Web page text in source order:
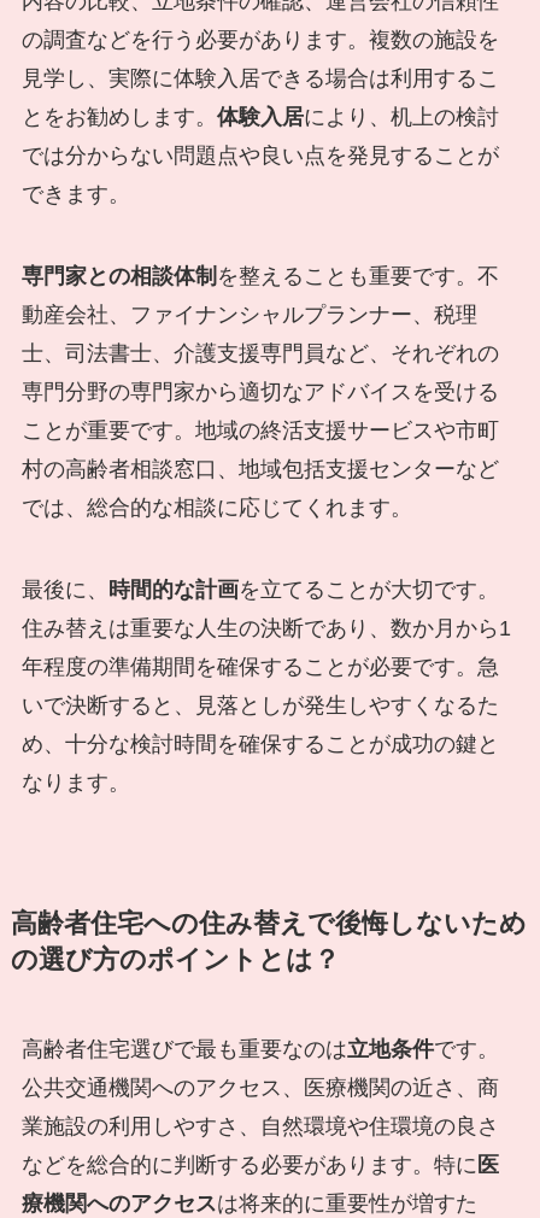
の調査などを行う必要があります。複数の施設を
見学し、実際に体験入居できる場合は利用するこ
とをお勧めします。 体験入居により、机上の検討
では分からない問題点や良い点を発見することが
できます。
専門家との相談体制 を整えることも重要です。不
動産会社、ファイナンシャルプランナー、税理
士、司法書士、介護支援専門員など、それぞれの
専門分野の専門家から適切なアドバイスを受ける
ことが重要です。地域の終活支援サービスや市町
村の高齢者相談窓口、地域包括支援センターなど
では、総合的な相談に応じてくれます。
最後に、 時間的な計画を立てることが大切です。
住み替えは重要な人生の決断であり、数か月から1
年程度の準備期間を確保することが必要です。急
いで決断すると、見落としが発生しやすくなるた
め、十分な検討時間を確保することが成功の鍵と
なります。
高齢者住宅への住み替えで後悔しないため
の選び方のポイントとは？
高齢者住宅選びで最も重要なのは立地条件です。
公共交通機関へのアクセス、医療機関の近さ、商
業施設の利用しやすさ、自然環境や住環境の良さ
などを総合的に判断する必要があります。特に 医
療機関へのアクセスは将来的に重要性が増すた